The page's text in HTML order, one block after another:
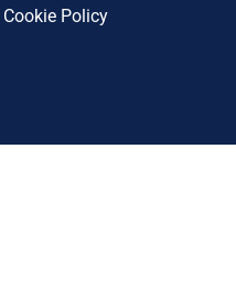
Cookie Policy